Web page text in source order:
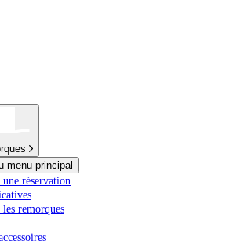
menu principal
réservation
remorques